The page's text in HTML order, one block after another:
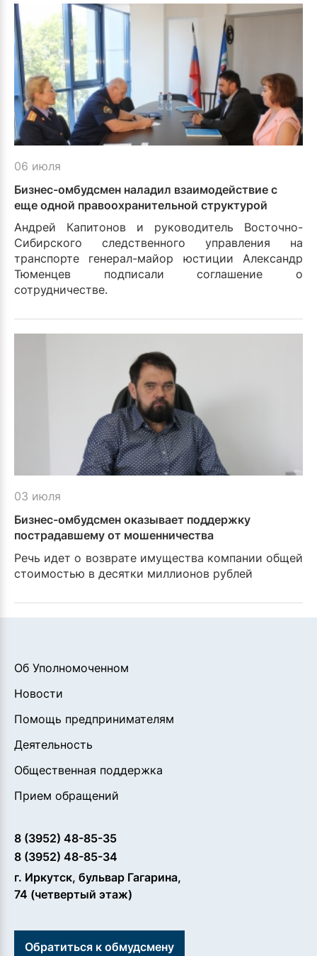
06 июля
Бизнес-омбудсмен наладил взаимодействие с
еще одной правоохранительной структурой
Андрей Капитонов и руководитель Восточно-
Сибирского следственного управления на
транспорте генерал-майор юстиции Александр
Тюменцев подписали соглашение о
сотрудничестве.
03 июля
Бизнес-омбудсмен оказывает поддержку
пострадавшему от мошенничества
предпринимателю
Речь идет о возврате имущества компании общей
стоимостью в десятки миллионов рублей
Об Уполномоченном
Новости
Помощь предпринимателям
Деятельность
Общественная поддержка
Прием обращений
8 (3952) 48-85-35
8 (3952) 48-85-34
г. Иркутск, бульвар Гагарина,
74 (четвертый этаж)
Обратиться к обмудсмену